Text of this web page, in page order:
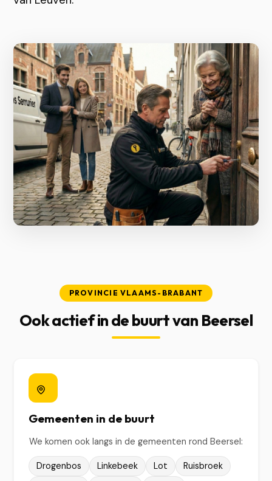
PROVINCIE VLAAMS-BRABANT
Ook actief in de buurt van Beersel
Gemeenten in de buurt
We komen ook langs in de gemeenten rond Beersel:
Drogenbos Linkebeek Lot
Ruisbroek